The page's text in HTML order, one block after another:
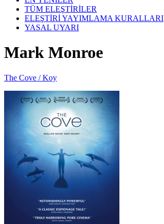
TÜM ELEŞTİRİLER
ELEŞTİRİ YAYIMLAMA KURALLARI
YASAL UYARI
Mark Monroe
The Cove / Koy